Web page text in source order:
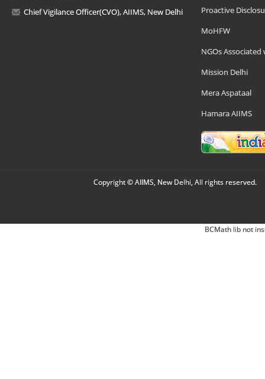
Chief Vigilance Officer(CVO), AIIMS, New Delhi
Proactive
MoHFW
NGOs Associated
Mission Delhi
Mera Aspataal
Hamara AIIMS
Copyright © AIIMS, New Delhi, All rights reserved.
BCMath lib not